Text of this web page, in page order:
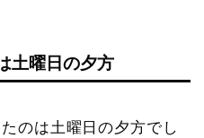
土曜日の夕方
のは土曜日の夕方でし